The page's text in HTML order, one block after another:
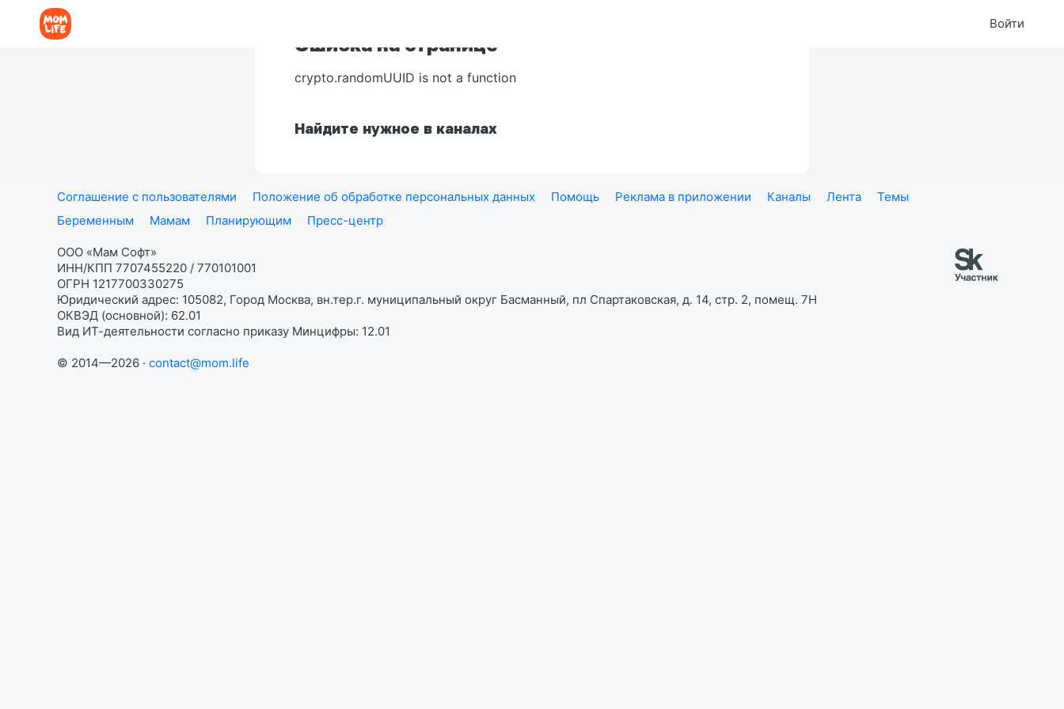
Войти
Ошибка на странице
crypto.randomUUID is not a function
Найдите нужное в каналах
Соглашение с пользователями Положение об обработке персональных данных Помощь Реклама в приложении Каналы Лента
Темы
Беременным
Мамам Планирующим Пресс-центр
ООО «Мам Софт»
ИНН/КПП 7707455220 / 770101001
ОГРН 1217700330275
Юридический адрес: 105082, Город Москва, вн.тер.г. муниципальный округ Басманный, пл Спартаковская, д. 14, стр. 2, помещ. 7Н
ОКВЭД (основной): 62.01
Вид ИТ-деятельности согласно приказу Минцифры: 12.01
© 2014—2026 · contact@mom.life